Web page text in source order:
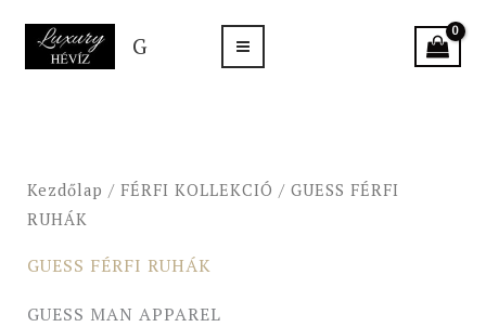
G
Kezdőlap / FÉRFI KOLLEKCIÓ / GUESS FÉRFI
RUHÁK
GUESS FÉRFI RUHÁK
GUESS MAN APPAREL